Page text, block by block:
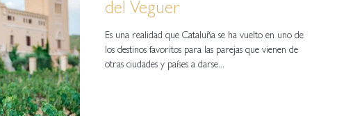
del Veguer
Es una realidad que Cataluña se ha vuelto en uno de
los destinos favoritos para las parejas que vienen de
otras ciudades y países a darse...